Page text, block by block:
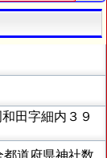
田字細内３９
道府県神社数